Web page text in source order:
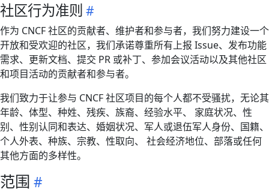
社区行为准则
作为 CNCF 社区的贡献者、维护者和参与者，我们努力建设一个
开放和受欢迎的社区，我们承诺尊重所有上报 Issue、发布功能
需求、更新文档、提交 PR 或补丁、参加会议活动以及其他社区
和项目活动的贡献者和参与者。
我们致力于让参与 CNCF 社区项目的每个人都不受骚扰，无论其
年龄、体型、种姓、残疾、族裔、经验水平、 家庭状况、性
别、性别认同和表达、婚姻状况、军人或退伍军人身份、国籍、
个人外表、种族、宗教、性取向、 社会经济地位、部落或任何
其他方面的多样性。
范围